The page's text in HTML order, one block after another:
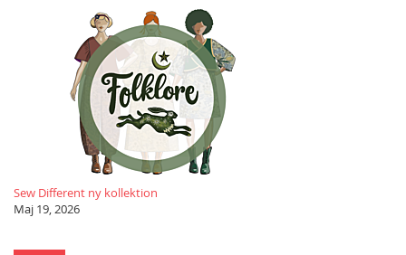
Sew Different ny kollektion
Maj 19, 2026